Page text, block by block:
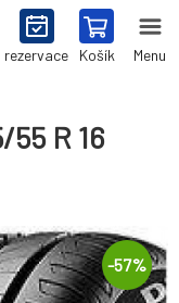
rezervace Košík Menu
R 16
-57%